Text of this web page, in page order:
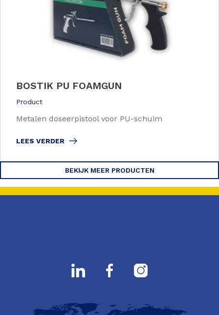
BOSTIK PU FOAMGUN
Product
Metalen doseerpistool voor PU-schuim
LEES VERDER
BEKIJK MEER PRODUCTEN